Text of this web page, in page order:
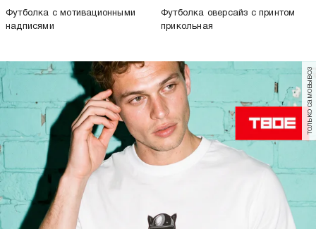
Футболка с мотивационными
надписями
Футболка оверсайз с принтом
прикольная
только самовывоз